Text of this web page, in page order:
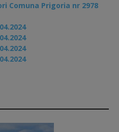
Comuna Prigoria nr 2978